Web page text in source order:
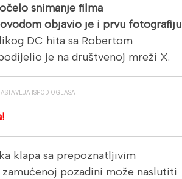
snimanje filma
objavio je i prvu fotografiju
DC hita sa Robertom
je na društvenoj mreži X.
ISPOD OGLASA
klapa sa prepoznatljivim
pozadini može naslutiti